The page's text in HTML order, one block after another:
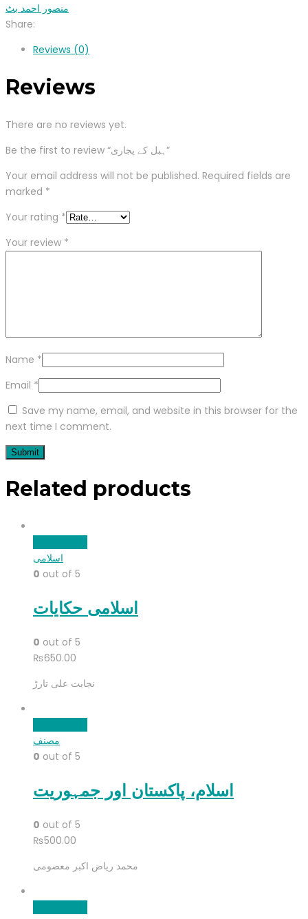
منصور احمد بٹ
Share:
Reviews (0)
Reviews
There are no reviews yet.
Be the first to review “ہبل کے پجاری”
Your email address will not be published. Required fields are
marked *
Your rating *
Your review *
Name *
Email *
Save my name, email, and website in this browser for the
next time I comment.
Related products
اسلامی
0 out of 5
اسلامی حکایات
0 out of 5
₨650.00
نجابت علی تارڑ
مصنف
0 out of 5
اسلام، پاکستان اور جمہوریت
0 out of 5
₨500.00
محمد ریاض اکبر معصومی